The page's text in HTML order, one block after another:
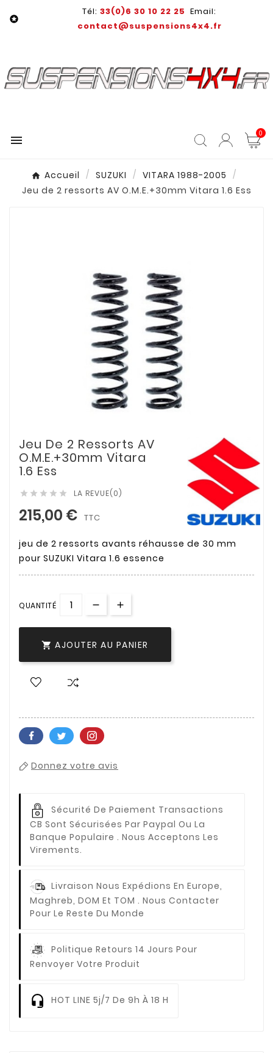

Tél: 33(0)6 30 10 22 25 Email:
contact@suspensions4x4.fr
 0
Accueil SUZUKI
VITARA 1988-2005
Jeu de 2 ressorts AV O.M.E.+30mm Vitara 1.6 Ess
Jeu De 2 Ressorts AV
O.M.E.+30mm Vitara
1.6 Ess
     LA REVUE(0)
215,00 € TTC
jeu de 2 ressorts avants réhausse de 30 mm
pour SUZUKI Vitara 1.6 essence
QUANTITÉ
 AJOUTER AU PANIER
Donnez votre avis
Sécurité De Paiement Transactions
CB Sont Sécurisées Par Paypal Ou La
Banque Populaire . Nous Acceptons Les
Virements.
Livraison Nous Expédions En Europe,
Maghreb, DOM Et TOM . Nous Contacter
Pour Le Reste Du Monde
Politique Retours 14 Jours Pour
Renvoyer Votre Produit
HOT LINE 5j/7 De 9h À 18 H